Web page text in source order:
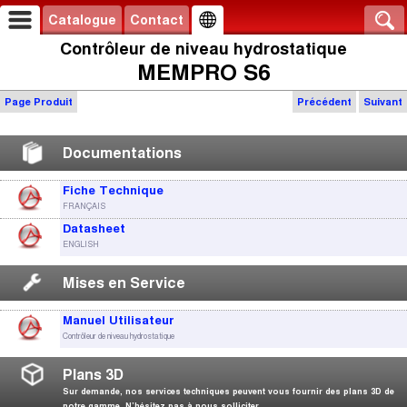
Catalogue Contact
Contrôleur de niveau hydrostatique
MEMPRO S6
Précédent Suivant
Page Produit
Documentations
Fiche Technique
FRANÇAIS
Datasheet
ENGLISH
Mises en Service
Manuel Utilisateur
Contrôleur de niveau hydrostatique
Plans 3D
Sur demande, nos services techniques peuvent vous fournir des plans 3D de